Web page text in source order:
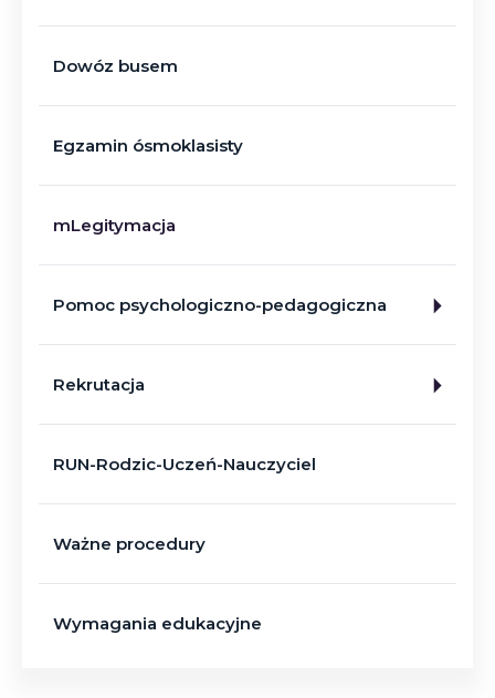
Dowóz busem
Egzamin ósmoklasisty
mLegitymacja
Pomoc psychologiczno-pedagogiczna
Rekrutacja
RUN-Rodzic-Uczeń-Nauczyciel
Ważne procedury
Wymagania edukacyjne